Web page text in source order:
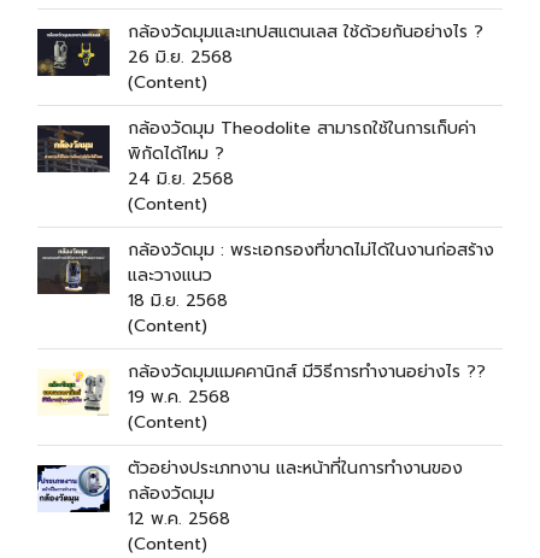
กล้องวัดมุมและเทปสแตนเลส ใช้ด้วยกันอย่างไร ?
26 มิ.ย. 2568
(Content)
กล้องวัดมุม Theodolite สามารถใช้ในการเก็บค่า
พิกัดได้ไหม ?
24 มิ.ย. 2568
(Content)
กล้องวัดมุม : พระเอกรองที่ขาดไม่ได้ในงานก่อสร้าง
และวางแนว
18 มิ.ย. 2568
(Content)
กล้องวัดมุมแมคคานิกส์ มีวิธีการทำงานอย่างไร ??
19 พ.ค. 2568
(Content)
ตัวอย่างประเภทงาน และหน้าที่ในการทำงานของ
กล้องวัดมุม
12 พ.ค. 2568
(Content)